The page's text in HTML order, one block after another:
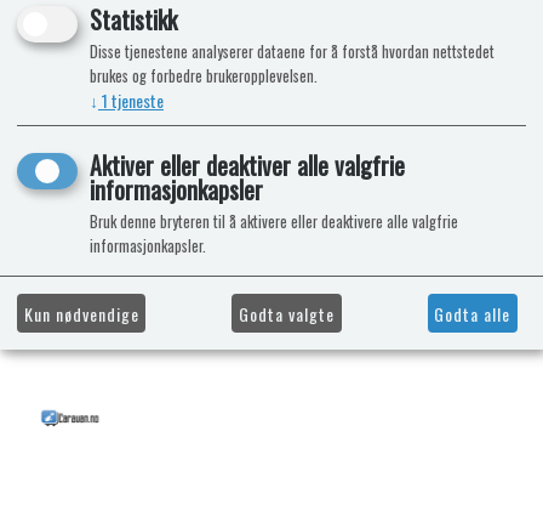
Statistikk
Disse tjenestene analyserer dataene for å forstå hvordan nettstedet
brukes og forbedre brukeropplevelsen.
↓ 1tjeneste
Aktiver eller deaktiver alle valgfrie
informasjonkapsler
Bruk denne bryteren til å aktivere eller deaktivere alle valgfrie
informasjonkapsler.
Kun nødvendige Godta valgte Godta alle